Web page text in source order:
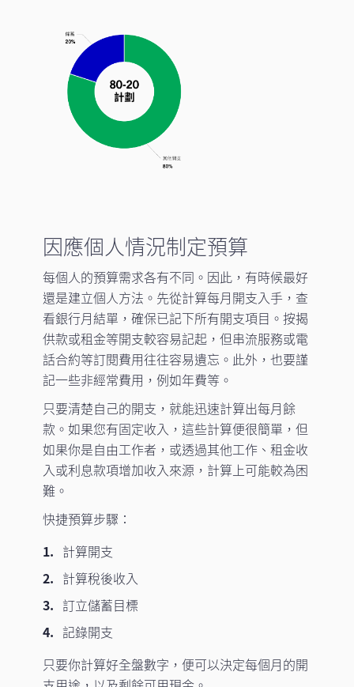
因應個人情況制定預算
每個人的預算需求各有不同。因此，有時候最好
還是建立個人方法。先從計算每月開支入手，查
看銀行月結單，確保已記下所有開支項目。按揭
供款或租金等開支較容易記起，但串流服務或電
話合約等訂閱費用往往容易遺忘。此外，也要謹
記一些非經常費用，例如年費等。
只要清楚自己的開支，就能迅速計算出每月餘
款。如果您有固定收入，這些計算便很簡單，但
如果你是自由工作者，或透過其他工作、租金收
入或利息款項增加收入來源，計算上可能較為困
難。
快捷預算步驟：
計算開支
計算稅後收入
訂立儲蓄目標
記錄開支
只要你計算好全盤數字，便可以決定每個月的開